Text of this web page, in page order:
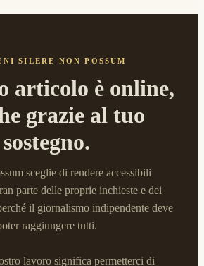
SILERE NON POSSUM
articolo è online,
grazie al tuo
sostegno.
sceglie di rendere accessibili
parte delle proprie inchieste e dei
il giornalismo indipendente deve
raggiungere tutti.
lavoro significa permetterci di